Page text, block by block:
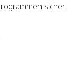
sicher